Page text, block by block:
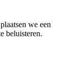
plaatsen we een
beluisteren.